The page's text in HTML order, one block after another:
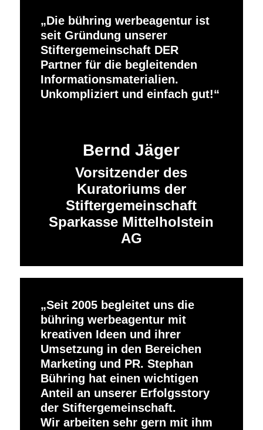
Die bühring werbeagentur ist
seit Gründung unserer
Stiftergemeinschaft DER
Partner für die begleitenden
Informationsmaterialien.
Unkompliziert und einfach gut!
Bernd Jäger
Vorsitzender des
Kuratoriums der
Stiftergemeinschaft
Sparkasse Mittelholstein
AG
Seit 2005 begleitet uns die
bühring werbeagentur mit
kreativen Ideen und ihrer
Umsetzung in den Bereichen
Marketing und PR. Stephan
Bühring hat einen wichtigen
Anteil an unserer Erfolgsstory
der Stiftergemeinschaft.
Wir arbeiten sehr gern mit ihm